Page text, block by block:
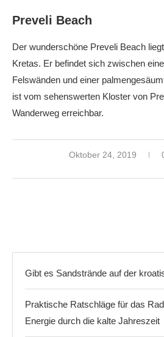
Preveli Beach
Der wunderschöne Preveli Beach
Kretas. Er befindet sich zwischen
Felswänden und einer
ist vom sehenswerten Kloster von
Wanderweg erreichbar.
Oktober 24, 2019
Gibt es Sandstrände auf der
Praktische Ratschläge für das
Energie durch die kalte Jahreszeit